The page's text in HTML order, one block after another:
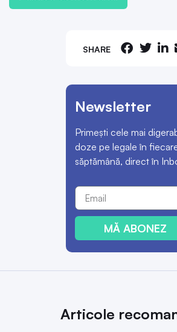
SHARE
Newsletter
Primești cele mai
doze pe legale în
săptămână, direct în
MĂ ABONEZ
Articole